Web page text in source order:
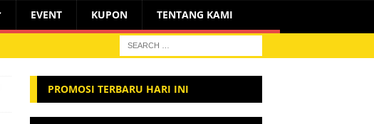
EVENT KUPON TENTANG KAMI
PROMOSI TERBARU HARI INI